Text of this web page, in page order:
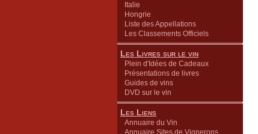
Italie
Hongrie
Liste des Appellations
Les Classements Officiels
Les Livres sur le vin
Plein d'Idées de Cadeaux
Présentations de livres
Guides de vins
DVD sur le vin
Les Liens
Annuaire du Vin
Annuaire Sites de Vignerons